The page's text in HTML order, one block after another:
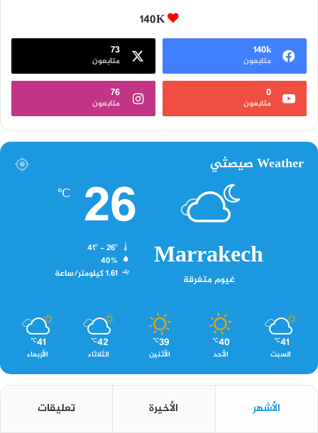
140K
140k
متابعون
73
متابعون
0
متابعون
76
متابعون
Weather صيصثي
Marrakech
غيوم متفرقة
26
℃
40%
1.61 كيلومتر/ساعة
41
℃
السبت
40
℃
الأحد
39
℃
الأثنين
42
℃
الثلاثاء
41
℃
الأربعاء
الأشهر الأخيرة تعليقات